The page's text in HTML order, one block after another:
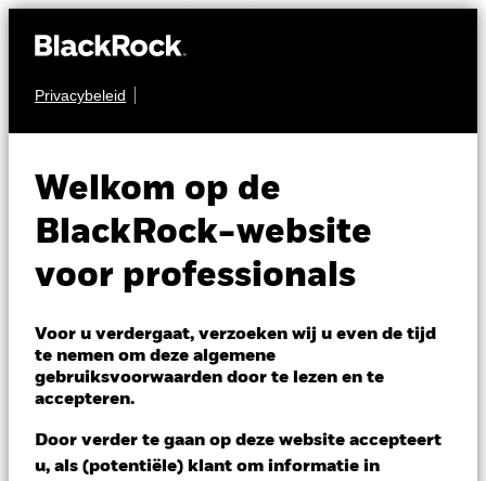
Privacybeleid
Welkom op de
BlackRock-website
voor professionals
Voor u verdergaat, verzoeken wij u even de tijd
te nemen om deze algemene
gebruiksvoorwaarden door te lezen en te
accepteren.
Door verder te gaan op deze website accepteert
u, als (potentiële) klant om informatie in
OBLIGATIES
Quality Euro
Government Bond
Index Fund (IE)
NAV per 04/aug/2026